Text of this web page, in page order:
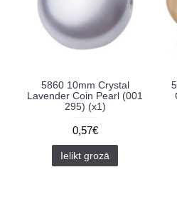
5860 10mm Crystal
Lavender Coin Pearl (001
295) (x1)
0,57€
Ielikt grozā